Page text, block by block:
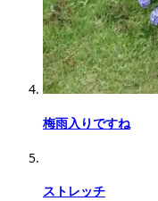
梅雨入りですね
ストレッチ